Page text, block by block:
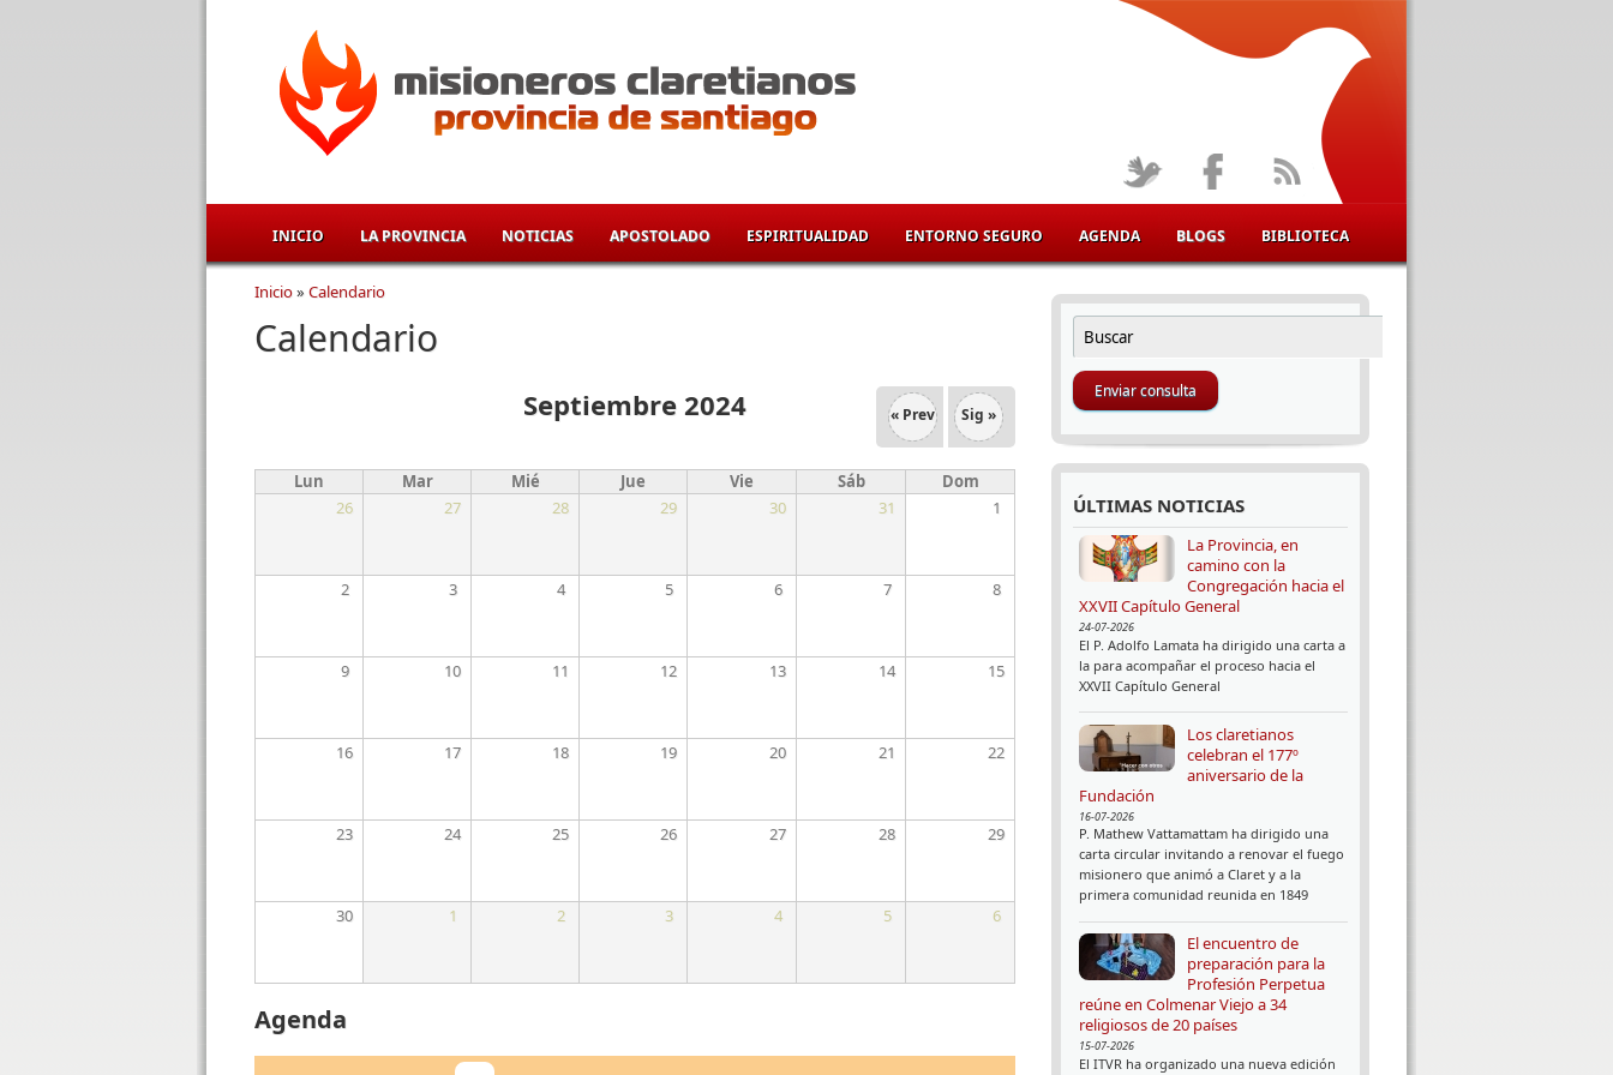
INICIO LA PROVINCIA NOTICIAS APOSTOLADO ESPIRITUALIDAD ENTORNO SEGURO AGENDA BLOGS BIBLIOTECA
Se encuentra usted aquí
Inicio» Calendario
Calendario
Septiembre 2024 « Prev Sig »
Lun Mar Mié Jue Vie Sáb
Dom
26
27 28 29 30 31 1
2 3 4 5 6 7 8
9 10 11 12 13 14 15
16 17 18 19 20 21 22
23 24 25 26 27 28 29
30 1 2 3 4 5 6
Agenda
FORMULARIO DE BÚSQUEDA
Buscar
ÚLTIMAS NOTICIAS
La Provincia, en
camino con la
Congregación hacia el
XXVII Capítulo General
24-07-2026
El P. Adolfo Lamata ha dirigido una carta a
la para acompañar el proceso hacia el
XXVII Capítulo General
Los claretianos
celebran el 177º
aniversario de la
Fundación
16-07-2026
P. Mathew Vattamattam ha dirigido una
carta circular invitando a renovar el fuego
misionero que animó a Claret y a la
primera comunidad reunida en 1849
El encuentro de
preparación para la
Profesión Perpetua
reúne en Colmenar Viejo a 34
religiosos de 20 países
15-07-2026
El ITVR ha organizado una nueva edición